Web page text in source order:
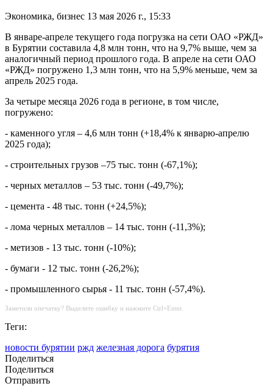
Экономика, бизнес 13 мая 2026 г., 15:33
В январе-апреле текущего года погрузка на сети ОАО «РЖД»
в Бурятии составила 4,8 млн тонн, что на 9,7% выше, чем за
аналогичный период прошлого года. В апреле на сети ОАО
«РЖД» погружено 1,3 млн тонн, что на 5,9% меньше, чем за
апрель 2025 года.
За четыре месяца 2026 года в регионе, в том числе,
погружено:
- каменного угля – 4,6 млн тонн (+18,4% к январю-апрелю
2025 года);
- строительных грузов –75 тыс. тонн (-67,1%);
- черных металлов – 53 тыс. тонн (-49,7%);
- цемента - 48 тыс. тонн (+24,5%);
- лома черных металлов – 14 тыс. тонн (-11,3%);
- метизов - 13 тыс. тонн (-10%);
- бумаги - 12 тыс. тонн (-26,2%);
- промышленного сырья - 11 тыс. тонн (-57,4%).
Заметили опечатку? Выделите ошибку и нажмите Ctrl+Enter.
Теги:
новости бурятии ржд железная дорога бурятия
Поделиться
Поделиться
Отправить